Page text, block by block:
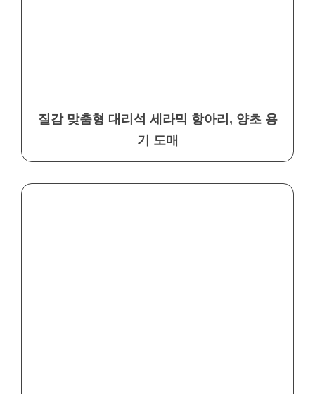
질감 맞춤형 대리석 세라믹 항아리, 양초 용
기 도매